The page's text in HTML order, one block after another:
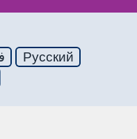
Русский